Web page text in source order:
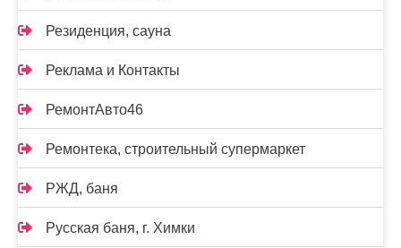
Резиденция, сауна
Реклама и Контакты
РемонтАвто46
Ремонтека, строительный супермаркет
РЖД, баня
Русская баня, г. Химки